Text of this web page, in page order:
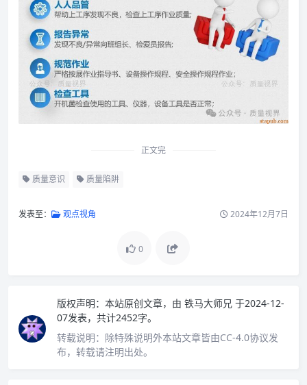
正文完
质量意识 质量陷阱
发表至： 观点视角 2024年12月7日
0
版权声明： 本站原创文章，由 铁马大师兄 于2024-12-
07发表，共计2452字。
转载说明： 除特殊说明外本站文章皆由CC-4.0协议发
布，转载请注明出处。